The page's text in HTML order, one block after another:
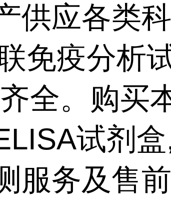
供应各类
免疫分析
全。购买
试剂
服务及售